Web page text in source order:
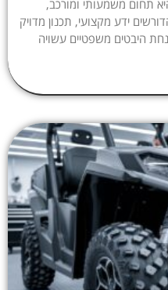
תחום משמעותי ומורכב,
ידע מקצועי, תכנון מדויק
היבטים משפטיים עשויה